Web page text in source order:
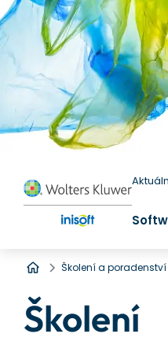
Úvod
Školení a poradenství
Školení